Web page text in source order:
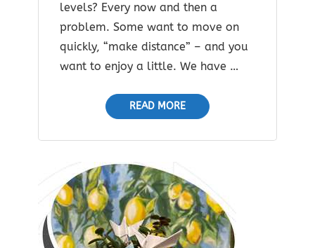
levels? Every now and then a
problem. Some want to move on
quickly, “make distance” – and you
want to enjoy a little. We have …
READ MORE